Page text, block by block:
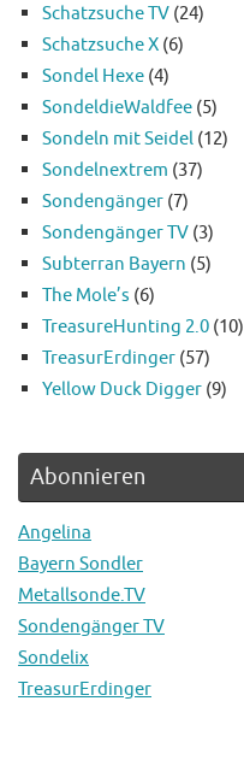
Schatzsuche TV (24)
Schatzsuche X (6)
Sondel Hexe (4)
SondeldieWaldfee (5)
Sondeln mit Seidel (12)
Sondelnextrem (37)
Sondengänger (7)
Sondengänger TV (3)
Subterran Bayern (5)
The Mole’s (6)
TreasureHunting 2.0 (10)
TreasurErdinger (57)
Yellow Duck Digger (9)
Abonnieren
Angelina
Bayern Sondler
Metallsonde.TV
Sondengänger TV
Sondelix
TreasurErdinger